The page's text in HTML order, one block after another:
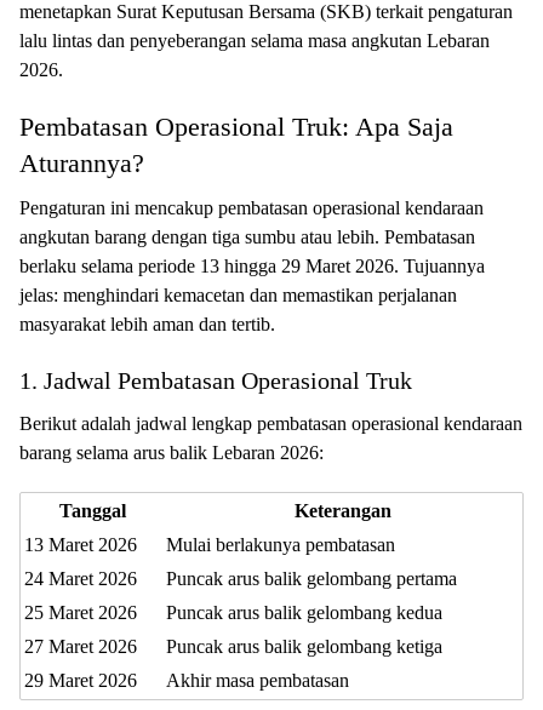
menetapkan Surat Keputusan Bersama (SKB) terkait pengaturan
lalu lintas dan penyeberangan selama masa angkutan Lebaran
2026.
Pembatasan Operasional Truk: Apa Saja
Aturannya?
Pengaturan ini mencakup pembatasan operasional kendaraan
angkutan barang dengan tiga sumbu atau lebih. Pembatasan
berlaku selama periode 13 hingga 29 Maret 2026. Tujuannya
jelas: menghindari kemacetan dan memastikan perjalanan
masyarakat lebih aman dan tertib.
1. Jadwal Pembatasan Operasional Truk
Berikut adalah jadwal lengkap pembatasan operasional kendaraan
barang selama arus balik Lebaran 2026:
Tanggal
Keterangan
13 Maret 2026
Mulai berlakunya pembatasan
24 Maret 2026
Puncak arus balik gelombang pertama
25 Maret 2026
Puncak arus balik gelombang kedua
27 Maret 2026
Puncak arus balik gelombang ketiga
29 Maret 2026
Akhir masa pembatasan